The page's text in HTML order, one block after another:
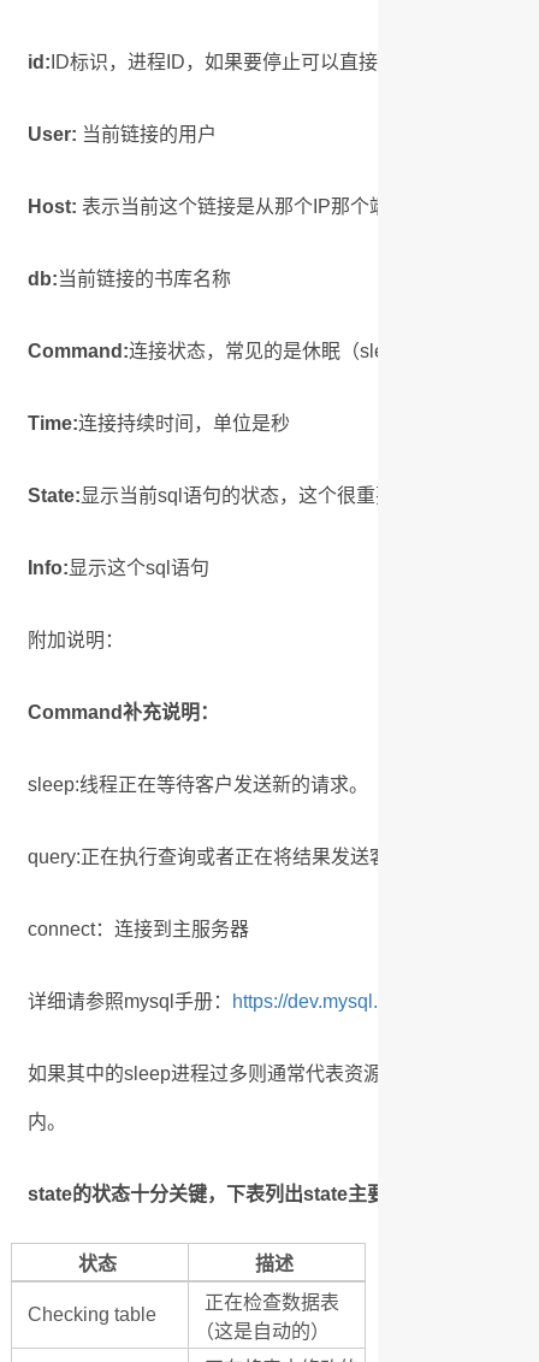
id: ID标识，进程ID，如果要停止可以直接使用kill id号；例
User: 当前链接的用户
Host:表示当前这个链接是从那个IP那个端口上发出的，上
db:当前链接的书库名称
Command:连接状态，常见的是休眠（sleep），查询（
Time:连接持续时间，单位是秒
State:显示当前sql语句的状态，这个很重要，详情请参照下
Info:显示这个sql语句
附加说明：
Command补充说明：
sleep:线程正在等待客户发送新的请求。
query:正在执行查询或者正在将结果发送客户端
connect：连接到主服务器
详细请参照mysql手册： https://dev.mysql.com/doc/refman/
如果其中的sleep进程过多则通常代表资源未释放，如果是
内。
state的状态十分关键，下表列出state主要状态和描述：
状态 描述
Checking table
正在检查数据表
（这是自动的）